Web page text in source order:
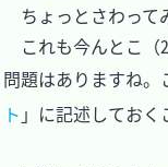
ちょっとさわって
これも今んとこ（
問題はありますね。
ト 」に記述しておく